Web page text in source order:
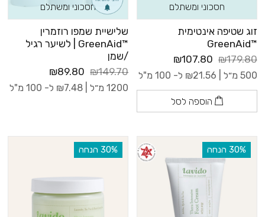
חסכוני ומשתלם
זוג שטיפה אינטימית
™GreenAid
₪179.80
₪107.80
500 מ״ל | ₪21.56 ל- 100 מ"ל
הוספה לסל
חסכוני ומשתלם
שלישיית שמפו רוזמרין
™GreenAid | לשיער רגיל
/שמן
₪149.70
₪89.80
1200 מ״ל | ₪7.48 ל- 100 מ"ל
‫30% הנחה ‫30% הנחה